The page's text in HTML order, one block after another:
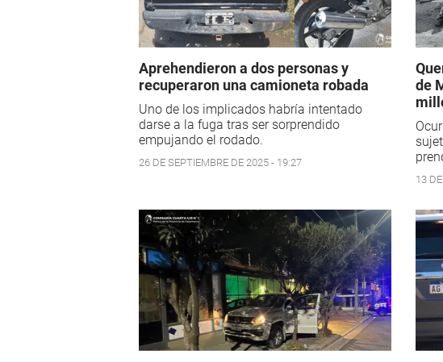
Aprehendieron a dos personas y
recuperaron una camioneta robada
Uno de los implicados habría intentado
darse a la fuga tras ser sorprendido
empujando el rodado.
26 DE SEPTIEMBRE DE 2025 - 19:27
de
13